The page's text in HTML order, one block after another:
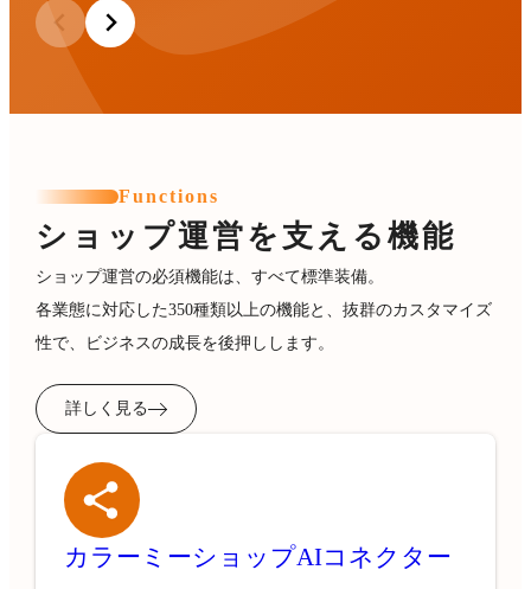
Functions
ショップ運営を支える機能
ショップ運営の必須機能は、すべて標準装備。
各業態に対応した350種類以上の機能と、抜群のカスタマイズ
性で、ビジネスの成長を後押しします。
詳しく見る
カラーミーショップAIコネクター